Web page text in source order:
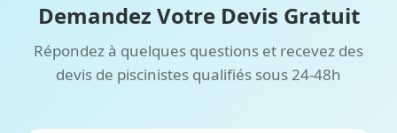
Demandez Votre Devis Gratuit
Répondez à quelques questions et recevez des
devis de piscinistes qualifiés sous 24-48h